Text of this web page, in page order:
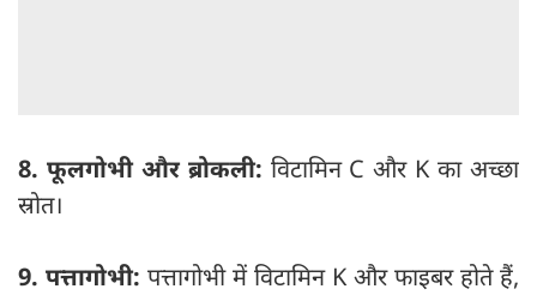
8. फूलगोभी और ब्रोकली: विटामिन C और K का अच्छा
स्रोत।
9. पत्तागोभी: पत्तागोभी में विटामिन K और फाइबर होते हैं,